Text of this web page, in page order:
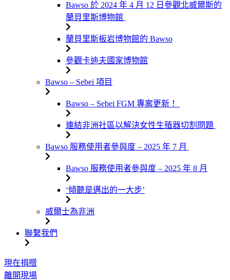
Bawso 於 2024 年 4 月 12 日參觀北威爾斯的
蘭貝里斯博物館
蘭貝里斯板岩博物館的 Bawso
參觀卡迪夫國家博物館
Bawso – Sebei 項目
Bawso – Sebei FGM 專案更新！
連結非洲社區以解決女性生殖器切割問題
Bawso 服務使用者參與度 – 2025 年 7 月
Bawso 服務使用者參與度 – 2025 年 8 月
‘傾聽是邁出的一大步’
威爾士為非洲
聯繫我們
跳
到
現在捐贈
離開現場